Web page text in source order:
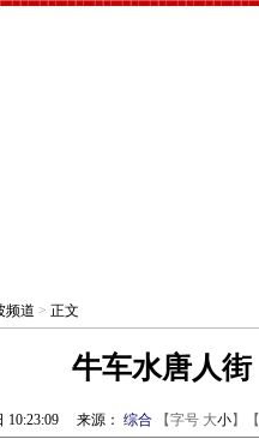
频道 > 正文
牛车水唐人街
10:23:09 来源： 综合 【字号 大小】【